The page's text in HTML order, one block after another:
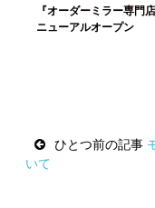
『オーダーミラー専門
ニューアルオープン
navigationひとつ前の記事
いて